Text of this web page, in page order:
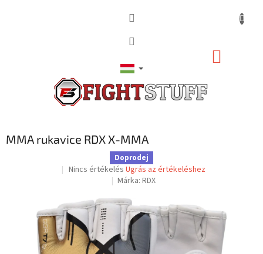
MMA rukavice RDX X-MMA
Doprodej
A
értékelése
5-
ből
0,0
csillag.
Nincs értékelés Ugrás az értékeléshez
Márka: RDX